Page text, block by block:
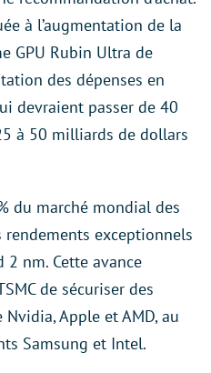
à l’augmentation de la
GPU Rubin Ultra de
des dépenses en
devraient passer de 40
à 50 milliards de dollars
du marché mondial des
rendements exceptionnels
nm. Cette avance
de sécuriser des
Apple et AMD, au
Samsung et Intel.